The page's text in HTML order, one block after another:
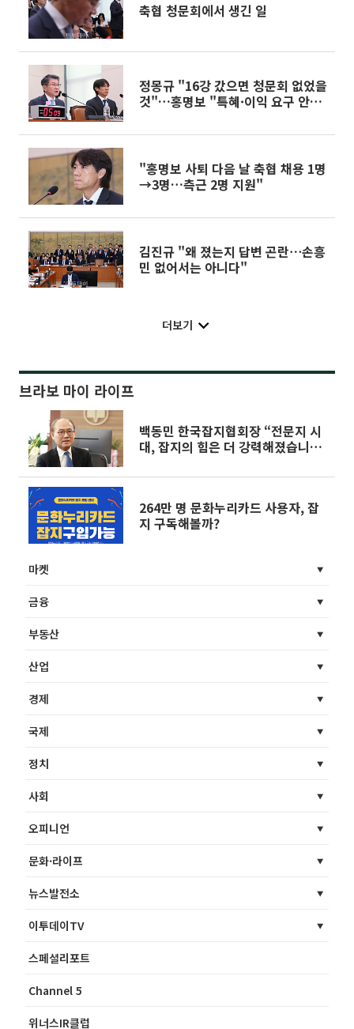
축협 청문회에서 생긴 일
정몽규 "16강 갔으면 청문회 없었을
것"…홍명보 "특혜·이익 요구 안
"홍명보 사퇴 다음 날 축협 채용 1명
→3명…측근 2명 지원"
김진규 "왜 졌는지 답변 곤란⋯손흥
민 없어서는 아니다"
더보기
브라보 마이 라이프
백동민 한국잡지협회장 “전문지 시
대, 잡지의 힘은 더 강력해졌습니
264만 명 문화누리카드 사용자, 잡
지 구독해볼까?
마켓
금융
부동산
산업
경제
국제
정치
사회
오피니언
문화·라이프
뉴스발전소
이투데이TV
스페셜리포트
Channel 5
위너스IR클럽